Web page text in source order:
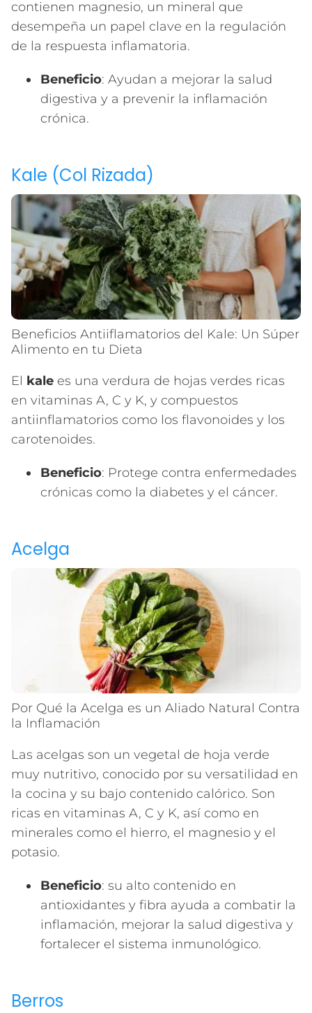
contienen magnesio, un mineral que
desempeña un papel clave en la regulación
de la respuesta inflamatoria.
Beneficio: Ayudan a mejorar la salud
digestiva y a prevenir la inflamación
crónica.
Kale (Col Rizada)
Beneficios Antiiflamatorios del Kale: Un Súper
Alimento en tu Dieta
El kale es una verdura de hojas verdes ricas
en vitaminas A, C y K, y compuestos
antiinflamatorios como los flavonoides y los
carotenoides.
Beneficio: Protege contra enfermedades
crónicas como la diabetes y el cáncer.
Acelga
Por Qué la Acelga es un Aliado Natural Contra
la Inflamación
Las acelgas son un vegetal de hoja verde
muy nutritivo, conocido por su versatilidad en
la cocina y su bajo contenido calórico. Son
ricas en vitaminas A, C y K, así como en
minerales como el hierro, el magnesio y el
potasio.
Beneficio: su alto contenido en
antioxidantes y fibra ayuda a combatir la
inflamación, mejorar la salud digestiva y
fortalecer el sistema inmunológico.
Berros